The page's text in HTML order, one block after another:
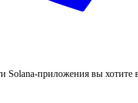
Solana-приложения вы